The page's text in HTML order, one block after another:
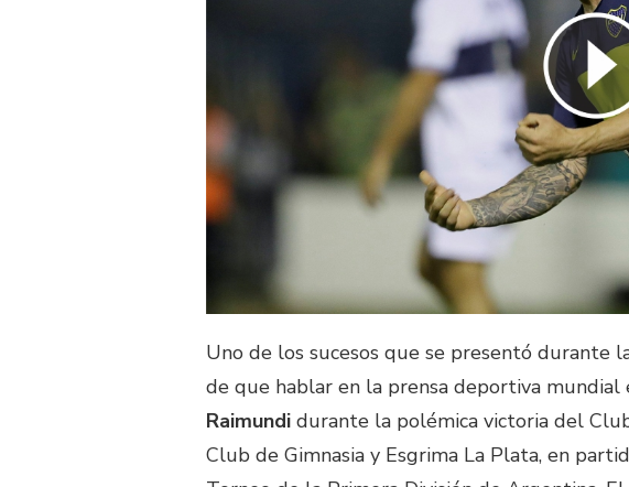
Uno de los sucesos que se presentó durante
de que hablar en la prensa deportiva
Raimundi durante la polémica victoria del
Club de Gimnasia y Esgrima La Plata, en